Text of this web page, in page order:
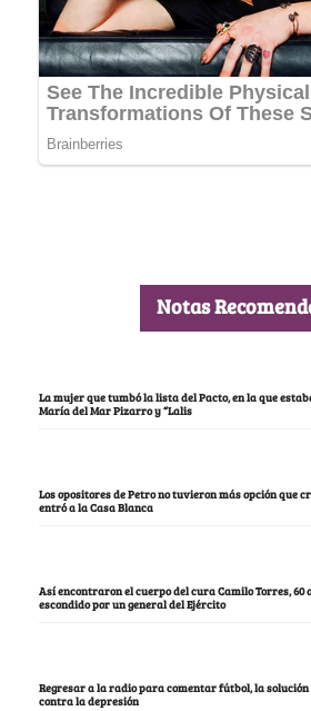
Notas
La mujer que tumbó la lista del Pacto, en la que
María del Mar Pizarro y “Lalis
Los opositores de Petro no tuvieron más opción que
entró a la Casa Blanca
Así encontraron el cuerpo del cura Camilo Torres, 60
escondido por un general del Ejército
Regresar a la radio para comentar fútbol, la
contra la depresión